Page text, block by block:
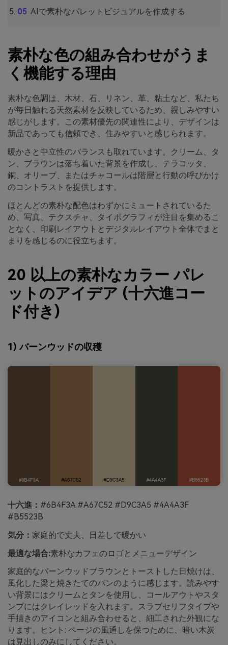
AIで素朴なパレットビジュアルを作成する
素朴な色の組み合わせがうま
く機能する理由
素朴な色調は、木材、石、リネン、革、粘土など、私たち
が毎日触れる天然素材を反映しているため、親しみやすい
感じがします。この素材優先の関連性により、デザインは
新品であっても信頼でき、住みやすいと感じられます。
暖かさと中立性のバランスも取れています。クリーム、タ
ン、ブラウンは落ち着いた背景を作成し、テラコッタ、
銅、オリーブ、またはチャコールは階層と行動の呼びかけ
のコントラストを提供します。
ほとんどの素朴な配色はわずかにミュートされているた
め、写真、テクスチャ、タイポグラフィが注目を集めるこ
となく、印刷レイアウトとデジタルレイアウト全体でまと
まりを感じるのに役立ちます。
20 以上の素朴なカラー パレ
ットのアイデア (十六進コー
ド付き)
1) バーンウッドの収穫
十六進： #6B4F3A #A67C52 #D9C3A5 #4A4A3F
#B5523B
気分： 家庭的で丈夫、日差しで暖かい
最適な場合:素朴なカフェのロゴとメニューデザイン
家庭的なバーンウッドブラウンとトーストした日焼けは、
風化した梁と焼きたてのパンのように感じます。読みやす
い背景にはクリームとタンを使用し、コールアウトやスタ
ンプにはクレイレッドを入れます。スラブセリフタイプや
手描きのアイコンと組み合わせると、細工された外観にな
ります。ヒント: ページの風通しを保つために、暗い木炭
は見出しのみにしてください。